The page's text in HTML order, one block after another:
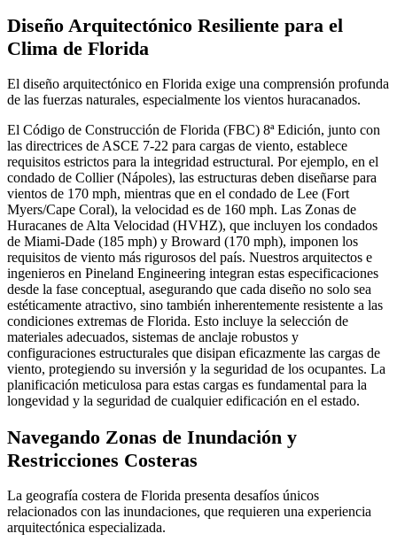
Diseño Arquitectónico Resiliente para el
Clima de Florida
El diseño arquitectónico en Florida exige una comprensión profunda
de las fuerzas naturales, especialmente los vientos huracanados.
El Código de Construcción de Florida (FBC) 8ª Edición, junto con
las directrices de ASCE 7-22 para cargas de viento, establece
requisitos estrictos para la integridad estructural. Por ejemplo, en el
condado de Collier (Nápoles), las estructuras deben diseñarse para
vientos de 170 mph, mientras que en el condado de Lee (Fort
Myers/Cape Coral), la velocidad es de 160 mph. Las Zonas de
Huracanes de Alta Velocidad (HVHZ), que incluyen los condados
de Miami-Dade (185 mph) y Broward (170 mph), imponen los
requisitos de viento más rigurosos del país. Nuestros arquitectos e
ingenieros en Pineland Engineering integran estas especificaciones
desde la fase conceptual, asegurando que cada diseño no solo sea
estéticamente atractivo, sino también inherentemente resistente a las
condiciones extremas de Florida. Esto incluye la selección de
materiales adecuados, sistemas de anclaje robustos y
configuraciones estructurales que disipan eficazmente las cargas de
viento, protegiendo su inversión y la seguridad de los ocupantes. La
planificación meticulosa para estas cargas es fundamental para la
longevidad y la seguridad de cualquier edificación en el estado.
Navegando Zonas de Inundación y
Restricciones Costeras
La geografía costera de Florida presenta desafíos únicos
relacionados con las inundaciones, que requieren una experiencia
arquitectónica especializada.